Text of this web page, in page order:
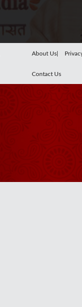
About Us|
Contact Us